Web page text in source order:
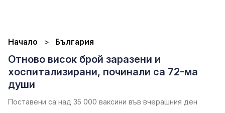
Начало България
Отново висок брой заразени и
хоспитализирани, починали са 72-ма
души
Поставени са над 35 000 ваксини във вчерашния ден